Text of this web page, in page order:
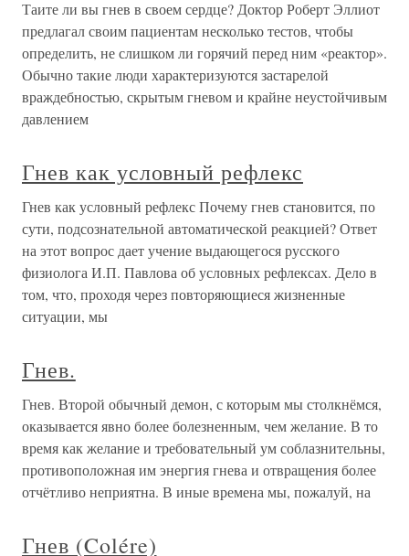
Таите ли вы гнев в своем сердце? Доктор Роберт Эллиот
предлагал своим пациентам несколько тестов, чтобы
определить, не слишком ли горячий перед ним «реактор».
Обычно такие люди характеризуются застарелой
враждебностью, скрытым гневом и крайне неустойчивым
давлением
Гнев как условный рефлекс
Гнев как условный рефлекс Почему гнев становится, по
сути, подсознательной автоматической реакцией? Ответ
на этот вопрос дает учение выдающегося русского
физиолога И.П. Павлова об условных рефлексах. Дело в
том, что, проходя через повторяющиеся жизненные
ситуации, мы
Гнев.
Гнев. Второй обычный демон, с которым мы столкнёмся,
оказывается явно более болезненным, чем желание. В то
время как желание и требовательный ум соблазнительны,
противоположная им энергия гнева и отвращения более
отчётливо неприятна. В иные времена мы, пожалуй, на
Гнев (Colére)